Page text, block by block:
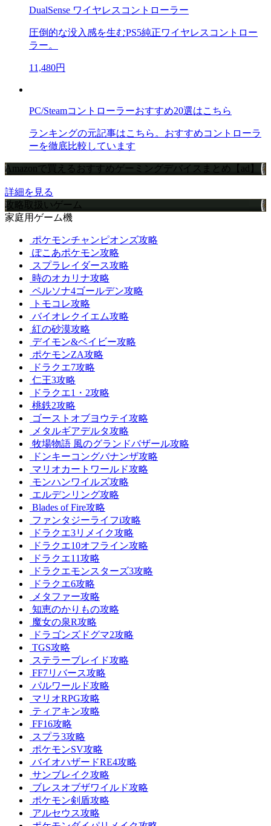
DualSense ワイヤレスコントローラー
圧倒的な没入感を生むPS5純正ワイヤレスコントロー
ラー。
11,480円
PC/Steamコントローラーおすすめ20選はこちら
ランキングの元記事はこちら。おすすめコントローラ
ーを徹底比較しています
Amazonで買えるおすすめゲーミングデバイスまとめ【ad】
詳細を見る
攻略取扱いゲーム
家庭用ゲーム機
ポケモンチャンピオンズ攻略
ぽこあポケモン攻略
スプラレイダース攻略
時のオカリナ攻略
ペルソナ4ゴールデン攻略
トモコレ攻略
バイオレクイエム攻略
紅の砂漠攻略
デイモン&ベイビー攻略
ポケモンZA攻略
ドラクエ7攻略
仁王3攻略
ドラクエ1・2攻略
桃鉄2攻略
ゴーストオブヨウテイ攻略
メタルギアデルタ攻略
牧場物語 風のグランドバザール攻略
ドンキーコングバナンザ攻略
マリオカートワールド攻略
モンハンワイルズ攻略
エルデンリング攻略
Blades of Fire攻略
ファンタジーライフi攻略
ドラクエ3リメイク攻略
ドラクエ10オフライン攻略
ドラクエ11攻略
ドラクエモンスターズ3攻略
ドラクエ6攻略
メタファー攻略
知恵のかりもの攻略
魔女の泉R攻略
ドラゴンズドグマ2攻略
TGS攻略
ステラーブレイド攻略
FF7リバース攻略
パルワールド攻略
マリオRPG攻略
ティアキン攻略
FF16攻略
スプラ3攻略
ポケモンSV攻略
バイオハザードRE4攻略
サンブレイク攻略
ブレスオブザワイルド攻略
ポケモン剣盾攻略
アルセウス攻略